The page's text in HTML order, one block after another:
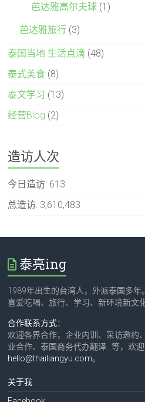
芭达雅高尔夫球 (1)
芭达雅旅行 (3)
泰国当地 生活点滴 (48)
泰式美食 (8)
泰文学习 (13)
经营Blog (2)
造访人次
今日造访: 613
总造访: 3,610,483
泰亮ing
1989年出生的台湾人，外派泰国多年。
喜爱吃喝、旅行、学习、新环境新文
合作联系方式：
欢迎各界合作，企业内训、采访邀约
业合作、泰国商务代办翻译…等，欢迎
hello@thailiangyu.com。
关于我